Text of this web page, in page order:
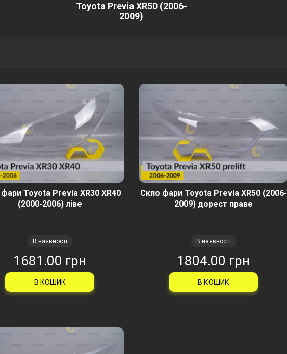
Toyota Previa XR50 (2006-
2009)
Toyota Previa XR30 XR40
(2000-2006) ліве
В наявності
1681.00 грн
В КОШИК
Скло фари Toyota Previa XR50 (2006-
2009) дорест праве
В наявності
1804.00 грн
В КОШИК